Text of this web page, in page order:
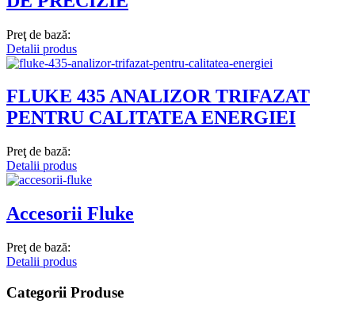
Preţ de bază:
Detalii produs
FLUKE 435 ANALIZOR TRIFAZAT
PENTRU CALITATEA ENERGIEI
Preţ de bază:
Detalii produs
Accesorii Fluke
Preţ de bază:
Detalii produs
Categorii Produse